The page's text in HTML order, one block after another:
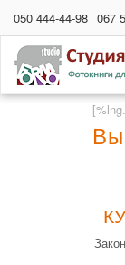
050 444-44-98 067